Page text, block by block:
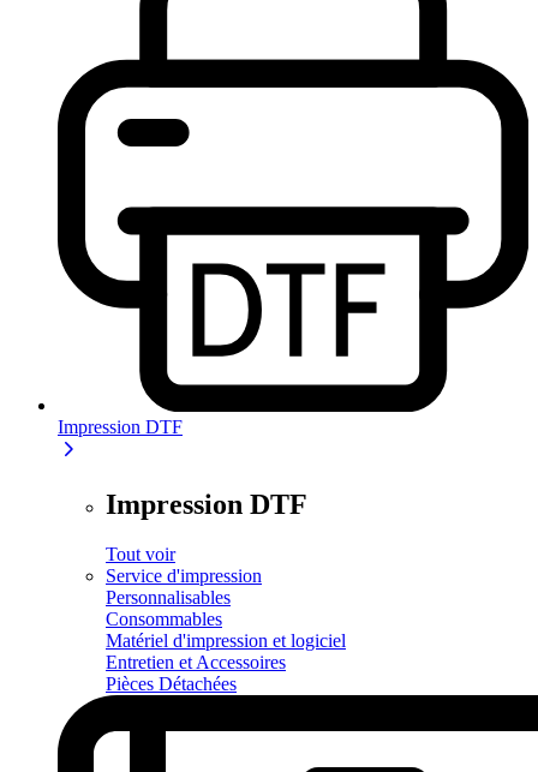
Impression DTF
Impression DTF
Tout voir
Service d'impression
Personnalisables
Consommables
Matériel d'impression et logiciel
Entretien et Accessoires
Pièces Détachées